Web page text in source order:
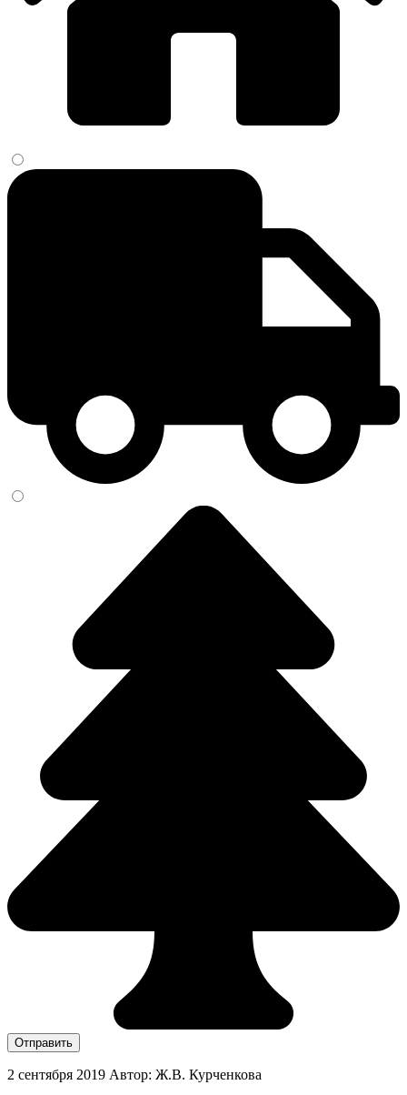
Отправить
2 сентября 2019 Автор: Ж.В. Курченкова